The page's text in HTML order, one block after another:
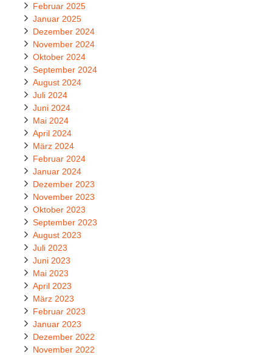
Februar 2025
Januar 2025
Dezember 2024
November 2024
Oktober 2024
September 2024
August 2024
Juli 2024
Juni 2024
Mai 2024
April 2024
März 2024
Februar 2024
Januar 2024
Dezember 2023
November 2023
Oktober 2023
September 2023
August 2023
Juli 2023
Juni 2023
Mai 2023
April 2023
März 2023
Februar 2023
Januar 2023
Dezember 2022
November 2022